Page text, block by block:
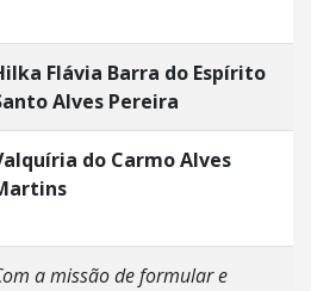
Flávia Barra do Espírito
Alves Pereira
do Carmo Alves
a missão de formular e